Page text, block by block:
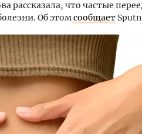
рассказала, что частые
Об этомсообщает